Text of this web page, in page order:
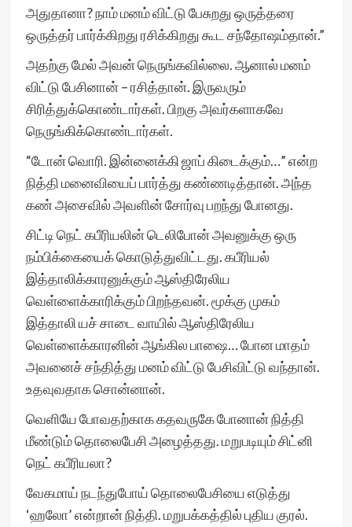
அதுதானா? நாம் மனம் விட்டு பேசுறது ஒருத்தரை
ஒருத்தர் பார்க்கிறது ரசிக்கிறது கூட சந்தோஷம்தான்.”
அதற்கு மேல் அவன் நெருங்கவில்லை. ஆனால் மனம்
விட்டு பேசினான் – ரசித்தான். இருவரும்
சிரித்துக்கொண்டார்கள். பிறகு அவர்களாகவே
நெருங்கிக்கொண்டார்கள்.
“டோன் வொரி. இன்னைக்கி ஜாப் கிடைக்கும்…” என்ற
நித்தி மனைவியைப் பார்த்து கண்ணடித்தான். அந்த
கண் அசைவில் அவளின் சோர்வு பறந்து போனது.
சிட்டி நெட் கபீரியலின் டெலிபோன் அவனுக்கு ஒரு
நம்பிக்கையைக் கொடுத்துவிட்டது. கபீரியல்
இத்தாலிக்காரனுக்கும் ஆஸ்திரேலிய
வெள்ளைக்காரிக்கும் பிறந்தவன். மூக்கு முகம்
இத்தாலி யச் சாடை வாயில் ஆஸ்திரேலிய
வெள்ளைக்காரனின் ஆங்கில பாஷை… போன மாதம்
அவனைச் சந்தித்து மனம் விட்டு பேசிவிட்டு வந்தான்.
உதவுவதாக சொன்னான்.
வெளியே போவதற்காக கதவருகே போனான் நித்தி
மீண்டும் தொலைபேசி அழைத்தது. மறுபடியும் சிட்னி
நெட் கபீரியலா?
வேகமாய் நடந்துபோய் தொலைபேசியை எடுத்து
‘ஹலோ’ என்றான் நித்தி. மறுபக்கத்தில் புதிய குரல்.